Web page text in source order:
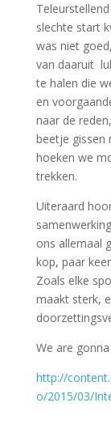
slechte start
was niet
van daaruit
te halen die
en
naar de
beetje gissen
hoeken we
trekken.
Uiteraard
ons allemaal
kop, paar
Zoals elke
maakt sterk,
We are
http://
o/2015/03/